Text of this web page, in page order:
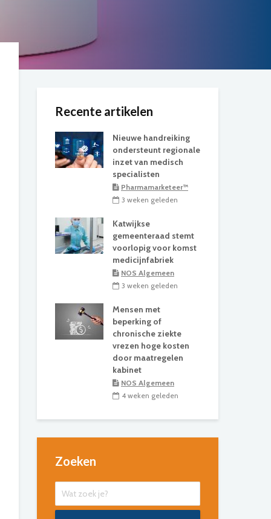
Recente artikelen
Nieuwe handreiking
ondersteunt regionale
inzet van medisch
specialisten
Pharmamarketeer™
3 weken geleden
Katwijkse
gemeenteraad stemt
voorlopig voor komst
medicijnfabriek
NOS Algemeen
3 weken geleden
Mensen met
beperking of
chronische ziekte
vrezen hoge kosten
door maatregelen
kabinet
NOS Algemeen
4 weken geleden
Zoeken